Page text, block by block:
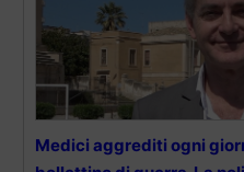
Medici aggrediti ogni